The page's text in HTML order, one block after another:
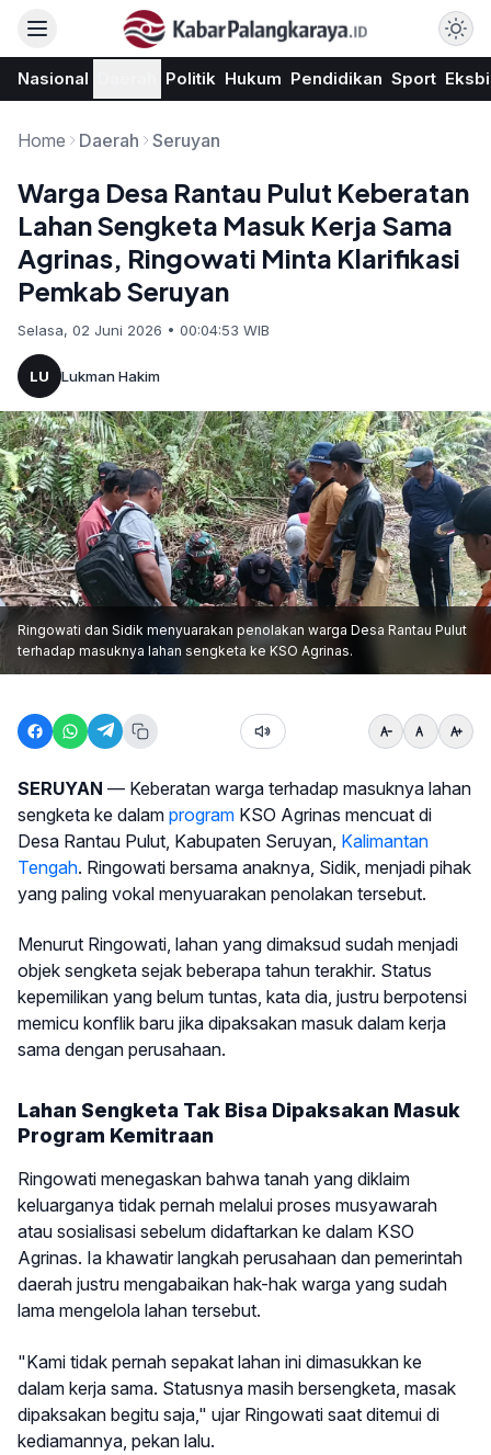
Nasional Politik Hukum Pendidikan Sport
Home Daerah Seruyan
Warga Desa Rantau Pulut Keberatan
Lahan Sengketa Masuk Kerja Sama
Agrinas, Ringowati Minta Klarifikasi
Pemkab Seruyan
Selasa, 02 Juni 2026 • 00:04:53 WIB
LU Lukman Hakim
Ringowati dan Sidik menyuarakan penolakan warga Desa Rantau Pulut
terhadap masuknya lahan sengketa ke KSO Agrinas.
SERUYAN — Keberatan warga terhadap masuknya lahan
sengketa ke dalam program KSO Agrinas mencuat di
Desa Rantau Pulut, Kabupaten Seruyan, Kalimantan
Tengah. Ringowati bersama anaknya, Sidik, menjadi pihak
yang paling vokal menyuarakan penolakan tersebut.
Menurut Ringowati, lahan yang dimaksud sudah menjadi
objek sengketa sejak beberapa tahun terakhir. Status
kepemilikan yang belum tuntas, kata dia, justru berpotensi
memicu konflik baru jika dipaksakan masuk dalam kerja
sama dengan perusahaan.
Lahan Sengketa Tak Bisa Dipaksakan Masuk
Program Kemitraan
Ringowati menegaskan bahwa tanah yang diklaim
keluarganya tidak pernah melalui proses musyawarah
atau sosialisasi sebelum didaftarkan ke dalam KSO
Agrinas. Ia khawatir langkah perusahaan dan pemerintah
daerah justru mengabaikan hak-hak warga yang sudah
lama mengelola lahan tersebut.
"Kami tidak pernah sepakat lahan ini dimasukkan ke
dalam kerja sama. Statusnya masih bersengketa, masak
dipaksakan begitu saja," ujar Ringowati saat ditemui di
kediamannya, pekan lalu.